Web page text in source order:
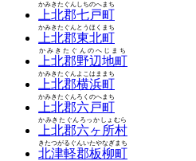
上北郡七戸町
かみきたぐんしちのへまち
上北郡東北町
かみきたぐんとうほくまち
上北郡野辺地町
かみきたぐんのへじまち
上北郡横浜町
かみきたぐんよこはままち
上北郡六戸町
かみきたぐんろくのへまち
上北郡六ヶ所村
かみきたぐんろっかしょむら
北津軽郡板柳町
きたつがるぐんいたやなぎまち